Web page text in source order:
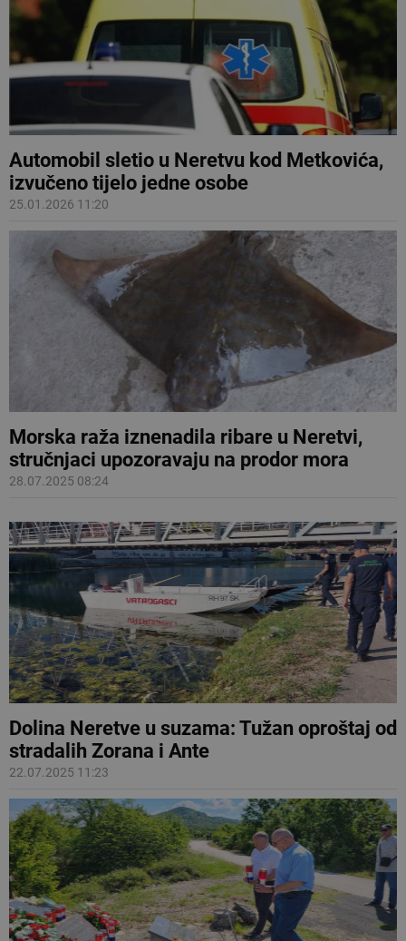
Automobil sletio u Neretvu kod Metkovića,
izvučeno tijelo jedne osobe
25.01.2026 11:20
Morska raža iznenadila ribare u Neretvi,
stručnjaci upozoravaju na prodor mora
28.07.2025 08:24
Dolina Neretve u suzama: Tužan oproštaj od
stradalih Zorana i Ante
22.07.2025 11:23